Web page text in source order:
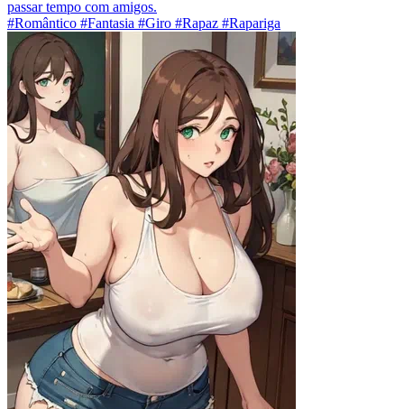
passar tempo com amigos.
#Romântico #Fantasia #Giro #Rapaz #Rapariga